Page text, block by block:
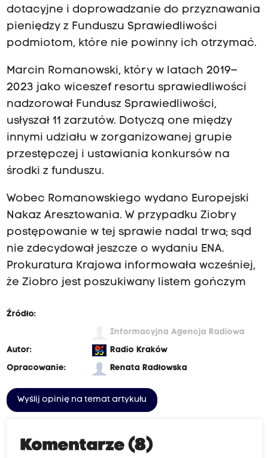
dotacyjne i doprowadzanie do przyznawania
pieniędzy z Funduszu Sprawiedliwości
podmiotom, które nie powinny ich otrzymać.
Marcin Romanowski, który w latach 2019–
2023 jako wiceszef resortu sprawiedliwości
nadzorował Fundusz Sprawiedliwości,
usłyszał 11 zarzutów. Dotyczą one między
innymi udziału w zorganizowanej grupie
przestępczej i ustawiania konkursów na
środki z funduszu.
Wobec Romanowskiego wydano Europejski
Nakaz Aresztowania. W przypadku Ziobry
postępowanie w tej sprawie nadal trwa; sąd
nie zdecydował jeszcze o wydaniu ENA.
Prokuratura Krajowa informowała wcześniej,
że Ziobro jest poszukiwany listem gończym
Źródło:
Informacyjna Agencja Radiowa
Autor:
Radio Kraków
Opracowanie:
Renata Radłowska
Wyślij opinię na temat artykułu
Komentarze (8)